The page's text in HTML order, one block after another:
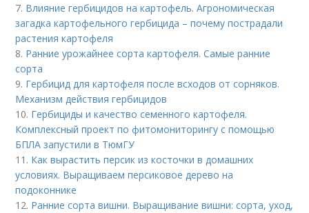
7. Влияние гербицидов на картофель. Агрономическая
загадка картофельного гербицида – почему пострадали
растения картофеля
8. Ранние урожайнее сорта картофеля. Самые ранние
сорта
9. Гербицид для картофеля после всходов от сорняков.
Механизм действия гербицидов
10. Гербициды и качество семенного картофеля.
Комплексный проект по фитомониторингу с помощью
БПЛА запустили в ТюмГУ
11. Как вырастить персик из косточки в домашних
условиях. Выращиваем персиковое дерево на
подоконнике
12. Ранние сорта вишни. Выращивание вишни: сорта, уход,